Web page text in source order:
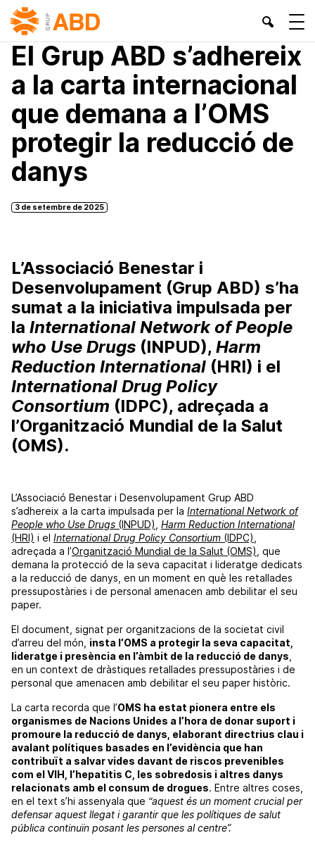
INICI»ACTUALITAT »
El Grup ABD s’adhereix
a la carta internacional
que demana a l’OMS
protegir la reducció de
danys
3 de setembre de 2025
L’Associació Benestar i
Desenvolupament (Grup ABD) s’ha
sumat a la iniciativa impulsada per
la International Network of People
who Use Drugs (INPUD), Harm
Reduction International (HRI) i el
International Drug Policy
Consortium (IDPC), adreçada a
l’Organització Mundial de la Salut
(OMS).
L’Associació Benestar i Desenvolupament Grup ABD
s’adhereix a la carta impulsada per la International Network of
People who Use Drugs (INPUD) Harm Reduction International
(HRI) i el International Drug Policy Consortium (IDPC)
adreçada a l’Organització Mundial de la Salut (OMS) , que
demana la protecció de la seva capacitat i lideratge dedicats
a la reducció de danys, en un moment en què les retallades
pressupostàries i de personal amenacen amb debilitar el seu
paper.
El document, signat per organitzacions de la societat civil
d’arreu del món, insta l’OMS a protegir la seva capacitat,
lideratge i presència en l’àmbit de la reducció de danys
en un context de dràstiques retallades pressupostàries i de
personal que amenacen amb debilitar el seu paper històric.
La carta recorda que l’OMS ha estat pionera entre els
organismes de Nacions Unides a l’hora de donar suport i
promoure la reducció de danys, elaborant directrius clau i
avalant polítiques basades en l’evidència que han
contribuït a salvar vides davant de riscos prevenibles
com el VIH, l’hepatitis C, les sobredosis i altres danys
relacionats amb el consum de drogues. Entre altres coses,
en el text s’hi assenyala que “aquest és un moment crucial per
defensar aquest llegat i garantir que les polítiques de salut
pública continuïn posant les persones al centre”.